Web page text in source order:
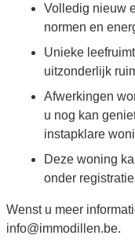
Volledig nieuw
normen en
Unieke
uitzonderlijk
Afwerkingen
u nog kan
instapklare
Deze woning
onder
Wenst u meer
info@immodillen.be.